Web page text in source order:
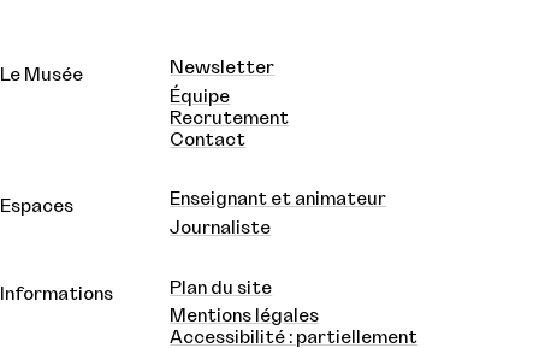
Le Musée
Newsletter
Équipe
Recrutement
Contact
Espaces
Enseignant et animateur
Journaliste
Informations
Plan du site
Mentions légales
Accessibilité : partiellement